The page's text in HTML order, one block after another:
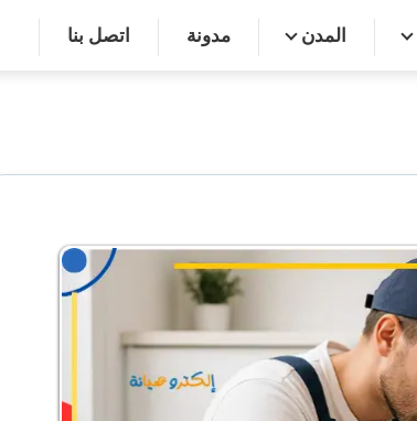
المدن مدونة اتصل بنا